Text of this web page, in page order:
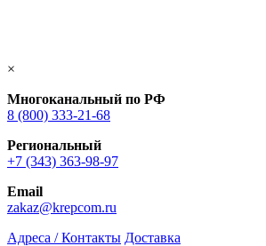
×
Многоканальный по РФ
8 (800) 333‑21-68
Региональный
+7 (343) 363-98-97
Email
zakaz@krepcom.ru
Адреса / Контакты Доставка